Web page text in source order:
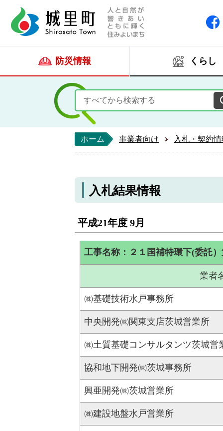
防災情報 くらし
ホーム 事業者向け 入札・契約
入札結果情報
平成21年度 9月
工事名称：２１国補特環下(委託
業者
㈱基礎技術水戸事務所
中央開発㈱関東支店茨城営業所
㈱土質基礎コンサルタンツ茨城営
協和地下開発㈱茨城事務所
興亜開発㈱茨城営業所
㈱建設地盤水戸営業所